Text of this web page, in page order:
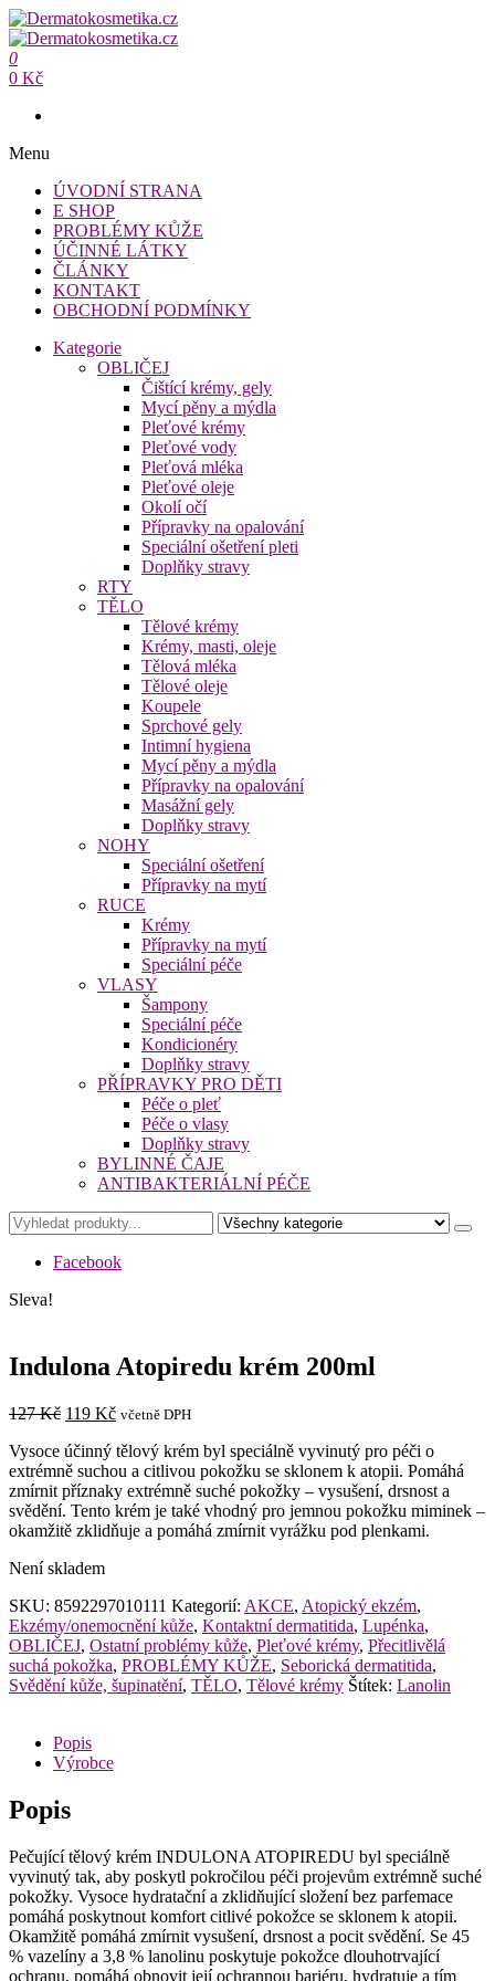
Přeskočit
na
obsah
Dermatokosmetika.cz
Dermatokosmetika.cz
0
0 Kč
Menu
ÚVODNÍ STRANA
E SHOP
PROBLÉMY KŮŽE
ÚČINNÉ LÁTKY
ČLÁNKY
KONTAKT
OBCHODNÍ PODMÍNKY
Kategorie
OBLIČEJ
Čištící krémy, gely
Mycí pěny a mýdla
Pleťové krémy
Pleťové vody
Pleťová mléka
Pleťové oleje
Okolí očí
Přípravky na opalování
Speciální ošetření pleti
Doplňky stravy
RTY
TĚLO
Tělové krémy
Krémy, masti, oleje
Tělová mléka
Tělové oleje
Koupele
Sprchové gely
Intimní hygiena
Mycí pěny a mýdla
Přípravky na opalování
Masážní gely
Doplňky stravy
NOHY
Speciální ošetření
Přípravky na mytí
RUCE
Krémy
Přípravky na mytí
Speciální péče
VLASY
Šampony
Speciální péče
Kondicionéry
Doplňky stravy
PŘÍPRAVKY PRO DĚTI
Péče o pleť
Péče o vlasy
Doplňky stravy
BYLINNÉ ČAJE
ANTIBAKTERIÁLNÍ PÉČE
Facebook
Sleva!
Indulona Atopiredu krém 200ml
127Kč Původní
byla:
127 Kč.
119 KčAktuální
je:
119 Kč.
včetně DPH
Vysoce účinný tělový krém byl speciálně vyvinutý pro péči o
extrémně suchou a citlivou pokožku se sklonem k atopii. Pomáhá
zmírnit příznaky extrémně suché pokožky – vysušení, drsnost a
svědění. Tento krém je také vhodný pro jemnou pokožku miminek –
okamžitě zklidňuje a pomáhá zmírnit vyrážku pod plenkami.
Není skladem
SKU: 8592297010111 Kategorií: AKCE, Atopický ekzém,
Ekzémy/onemocnění kůže, Kontaktní dermatitida, Lupénka,
OBLIČEJ, Ostatní problémy kůže, Pleťové krémy, Přecitlivělá
suchá pokožka, PROBLÉMY KŮŽE, Seborická dermatitida,
Svědění kůže, šupinatění, TĚLO, Tělové krémy Štítek: Lanolin
Popis
Výrobce
Popis
Pečující tělový krém INDULONA ATOPIREDU byl speciálně
vyvinutý tak, aby poskytl pokročilou péči projevům extrémně suché
pokožky. Vysoce hydratační a zklidňující složení bez parfemace
pomáhá poskytnout komfort citlivé pokožce se sklonem k atopii.
Okamžitě pomáhá zmírnit vysušení, drsnost a pocit svědění. Se 45
% vazelíny a 3,8 % lanolinu poskytuje pokožce dlouhotrvající
ochranu, pomáhá obnovit její ochrannou bariéru, hydratuje a tím